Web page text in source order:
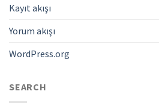
Kayıt akışı
Yorum akışı
WordPress.org
SEARCH